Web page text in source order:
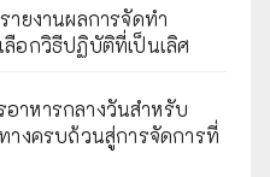
ายงานผลการจัดทำ
อกวิธีปฏิบัติที่เป็นเลิศ
าหารกลางวันสำหรับ
งครบถ้วนสู่การจัดการที่